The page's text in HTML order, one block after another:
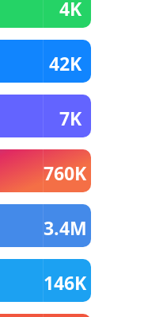
4K
42K
7K
760K
3.4M
146K